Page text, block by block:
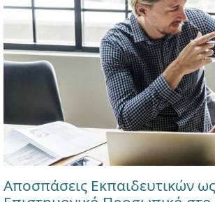
Αποσπάσεις Εκπαιδευτικών ως